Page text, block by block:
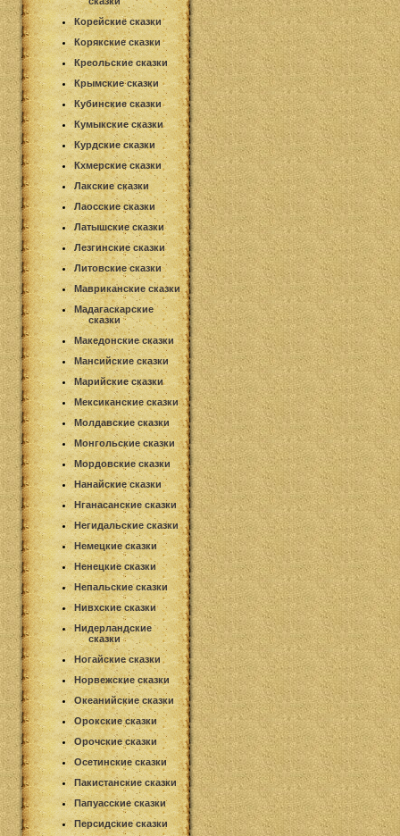
Корейские сказки
Корякские сказки
Креольские сказки
Крымские сказки
Кубинские сказки
Кумыкские сказки
Курдские сказки
Кхмерские сказки
Лакские сказки
Лаосские сказки
Латышские сказки
Лезгинские сказки
Литовские сказки
Мавриканские сказки
Мадагаскарские
сказки
Македонские сказки
Мансийские сказки
Марийские сказки
Мексиканские сказки
Молдавские сказки
Монгольские сказки
Мордовские сказки
Нанайские сказки
Нганасанские сказки
Негидальские сказки
Немецкие сказки
Ненецкие сказки
Непальские сказки
Нивхские сказки
Нидерландские
сказки
Ногайские сказки
Норвежские сказки
Океанийские сказки
Орокские сказки
Орочские сказки
Осетинские сказки
Пакистанские сказки
Папуасские сказки
Персидские сказки